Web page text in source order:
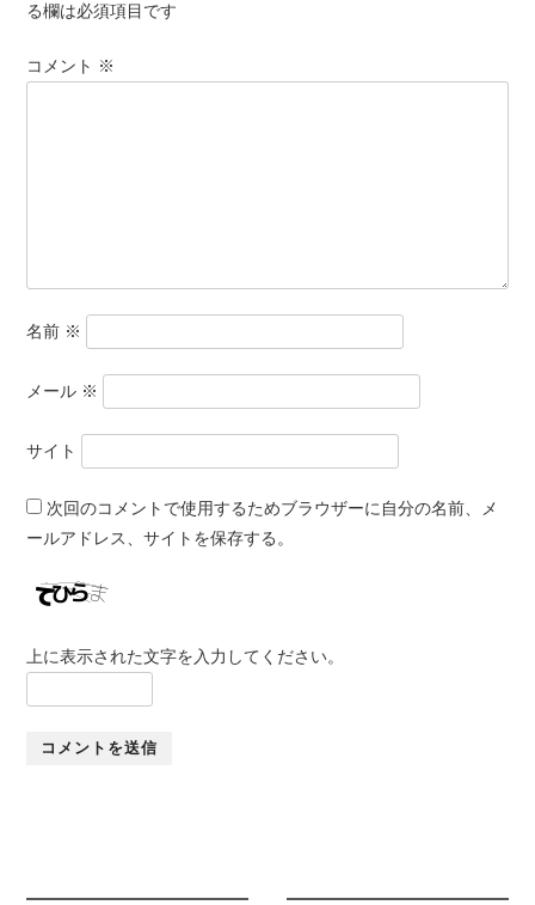
る欄は必須項目です
コメント ※
名前 ※
メール ※
サイト
次回のコメントで使用するためブラウザーに自分の名前、メ
ールアドレス、サイトを保存する。
上に表示された文字を入力してください。